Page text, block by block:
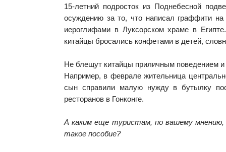
15-летний подросток из Поднебесной
осуждению за то, что написал граффити на
иероглифами в Луксорском храме в
китайцы бросались конфетами в детей,
Не блещут китайцы приличным поведением и
Например, в феврале жительница
сын справили малую нужду в бутылку
ресторанов в Гонконге.
А каким еще туристам, по вашему
такое пособие?